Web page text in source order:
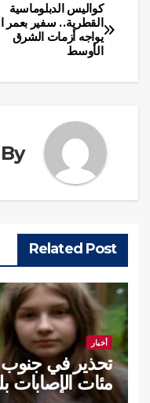
تصفّح
المقالات
كواليس الدبلوماسية
يواجه أزمات الشرق
الأوسط
By
Related Post
أخبار
تحذير في
مئات الإصابات